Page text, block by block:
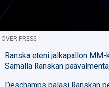
PRESS
Ranska eteni jalkapallon
Samalla Ranskan
Deschamps palasi Ranskan